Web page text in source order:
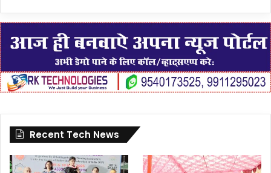
Recent Tech News